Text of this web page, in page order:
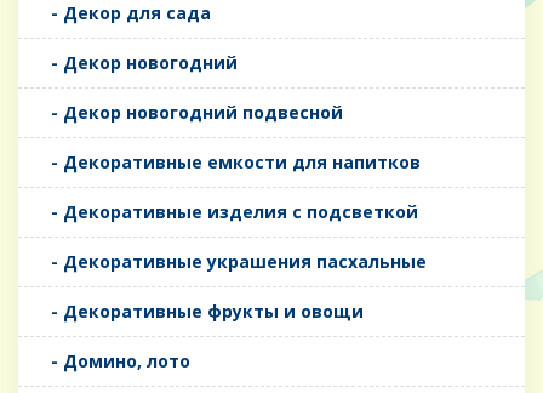
- Декор для сада
- Декор новогодний
- Декор новогодний подвесной
- Декоративные емкости для напитков
- Декоративные изделия с подсветкой
- Декоративные украшения пасхальные
- Декоративные фрукты и овощи
- Домино, лото